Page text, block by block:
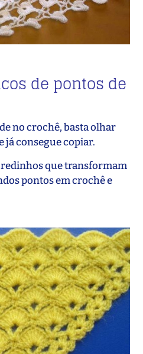
de pontos de
no crochê, basta olhar
já consegue copiar.
que transformam
pontos em crochê e